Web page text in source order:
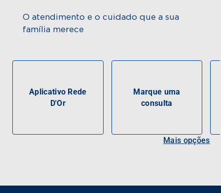
O atendimento e o cuidado que a sua
família merece
Aplicativo Rede
D'Or
Marque uma
consulta
Mais opções